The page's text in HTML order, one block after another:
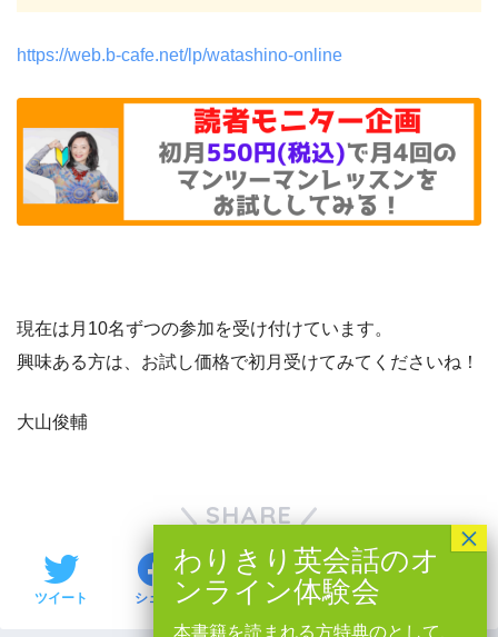
https://web.b-cafe.net/lp/watashino-online
現在は月10名ずつの参加を受け付けています。
興味ある方は、お試し価格で初月受けてみてくださいね！
大山俊輔
SHARE
ツイート シェア はてブ LINE
本書籍を読まれる方特典のとして、